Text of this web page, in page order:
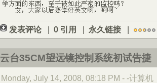
发表评论 | 0 引用 | 永久链接 |
云台35CM望远镜控制系统初试告捷
Monday, July 14, 2008, 08:18 PM - -计算机